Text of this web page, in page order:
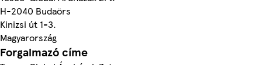
H-2040 Budaörs
Kinizsi út 1-3.
Magyarország
Forgalmazó címe